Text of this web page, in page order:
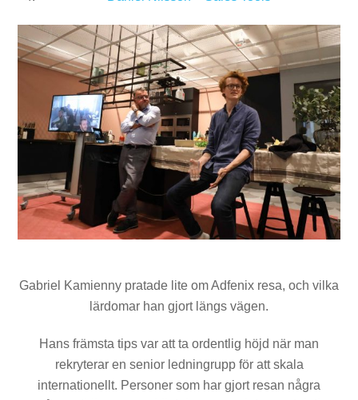
Gabriel Kamienny pratade lite om Adfenix resa, och vilka
lärdomar han gjort längs vägen.
Hans främsta tips var att ta ordentlig höjd när man
rekryterar en senior ledningrupp för att skala
internationellt. Personer som har gjort resan några